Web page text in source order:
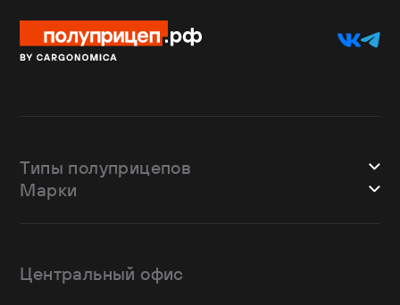
Типы полуприцепов
Шторные
Изотермы
Марки
Dongfeng
Центральный офис